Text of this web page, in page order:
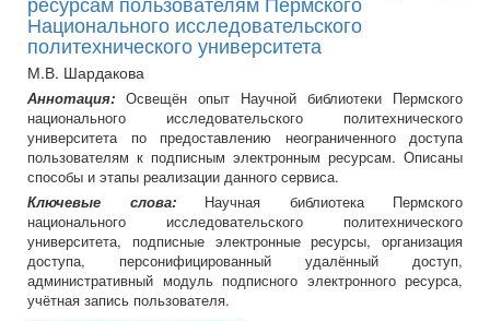
Национального исследовательского
политехнического университета
М.В. Шардакова
Аннотация: Освещён опыт Научной библиотеки Пермского
национального исследовательского политехнического
университета по предоставлению неограниченного доступа
пользователям к подписным электронным ресурсам. Описаны
способы и этапы реализации данного сервиса.
Ключевые слова:Научная библиотека Пермского
национального исследовательского политехнического
университета, подписные электронные ресурсы, организация
доступа, персонифицированный удалённый доступ,
административный модуль подписного электронного ресурса,
учётная запись пользователя.